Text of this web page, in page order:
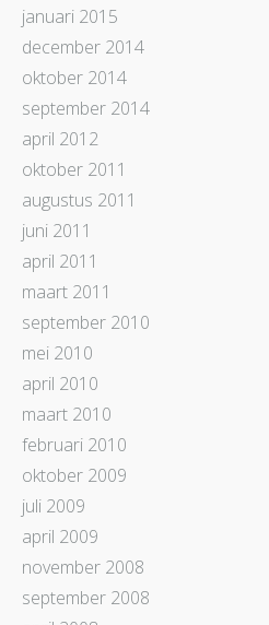
januari 2015
december 2014
oktober 2014
september 2014
april 2012
oktober 2011
augustus 2011
juni 2011
april 2011
maart 2011
september 2010
mei 2010
april 2010
maart 2010
februari 2010
oktober 2009
juli 2009
april 2009
november 2008
september 2008